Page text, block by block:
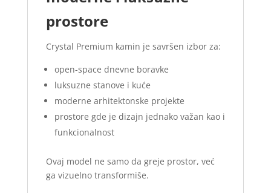
prostore
Crystal Premium kamin je savršen izbor za:
open-space dnevne boravke
luksuzne stanove i kuće
moderne arhitektonske projekte
prostore gde je dizajn jednako važan kao i
funkcionalnost
Ovaj model ne samo da greje prostor, već
ga vizuelno transformiše.